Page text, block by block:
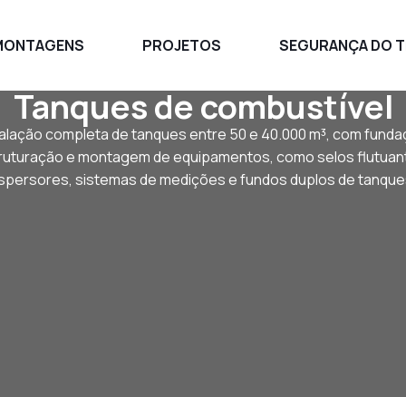
PROJETOS SEGURANÇA DO
Tanques de combustível
completa de tanques entre 50 e 40.000 m³, com
e montagem de equipamentos, como selos
sistemas de medições e fundos duplos de